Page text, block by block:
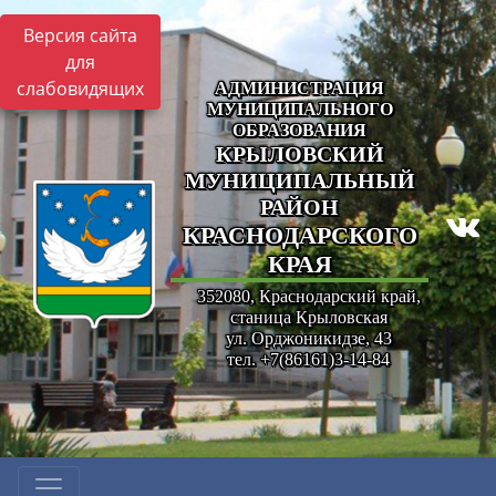
Версия сайта
для
слабовидящих
АДМИНИСТРАЦИЯ
МУНИЦИПАЛЬНОГО
ОБРАЗОВАНИЯ
КРЫЛОВСКИЙ
МУНИЦИПАЛЬНЫЙ
РАЙОН
КРАСНОДАРСКОГО
КРАЯ
352080, Краснодарский край,
станица Крыловская
ул. Орджоникидзе, 43
тел. +7(86161)3-14-84